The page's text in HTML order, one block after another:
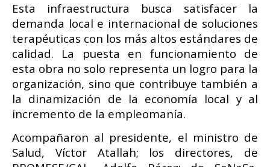
Esta infraestructura busca satisfacer la
demanda local e internacional de soluciones
terapéuticas con los más altos estándares de
calidad. La puesta en funcionamiento de
esta obra no solo representa un logro para la
organización, sino que contribuye también a
la dinamización de la economía local y al
incremento de la empleomanía.
Acompañaron al presidente, el ministro de
Salud, Víctor Atallah; los directores, de